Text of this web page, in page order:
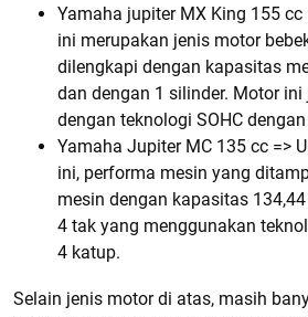
Yamaha jupiter MX King 155
ini merupakan jenis motor
dilengkapi dengan kapasitas
dan dengan 1 silinder. Motor
dengan teknologi SOHC
Yamaha Jupiter MC 135 cc =>
ini, performa mesin yang
mesin dengan kapasitas
4 tak yang menggunakan
4 katup.
Selain jenis motor di atas, masih